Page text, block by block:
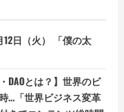
12日（火） 「僕の太
DAOとは？】世界のビ
…「世界ビジネス変革